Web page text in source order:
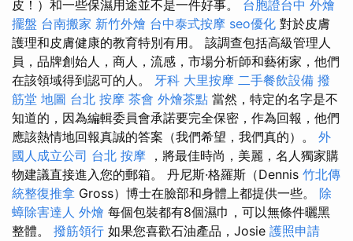
皮！）和一些保濕用途並不是一件好事。 台胞證台中 外燴
擺盤 台南搬家 新竹外燴 台中泰式按摩 seo優化 對於皮膚
護理和皮膚健康的教育特別有用。 該調查包括高級管理人
員，品牌創始人，商人，流感，市場分析師和藝術家，他們
在該領域得到認可的人。 牙科 大里按摩 二手餐飲設備 撥
筋堂 地圖 台北 按摩 茶會 外燴茶點 當然，特定的名字是不
知道的，因為編輯委員會承諾要完全保密，作為回報，他們
應該熱情地回報真誠的答案（我們希望，我們真的）。 外
國人成立公司 台北 按摩 ，將最佳時尚，美麗，名人獨家購
物建議直接進入您的郵箱。 丹尼斯·格羅斯（Dennis 竹北傳
統整復推拿 Gross）博士在臉部和身體上都提供一些。 除
蟑除害達人 外燴 每個包裝都有8個濕巾，可以無條件曬黑
整體。 撥筋領行 如果您喜歡石油產品，Josie 護照申請